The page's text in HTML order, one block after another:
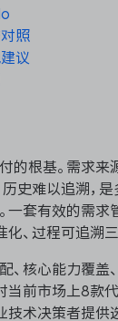
对照
议
的根基。需求来
历史难以追溯，
一套有效的需求
化、过程可追溯
、核心能力覆盖
当前市场上8款
技术决策者提供